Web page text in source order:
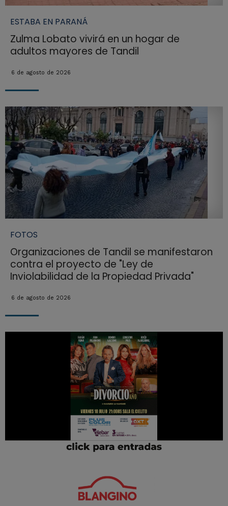
ESTABA EN PARANÁ
Zulma Lobato vivirá en un hogar de
adultos mayores de Tandil
6 de agosto de 2026
FOTOS
Organizaciones de Tandil se manifestaron
contra el proyecto de "Ley de
Inviolabilidad de la Propiedad Privada"
6 de agosto de 2026